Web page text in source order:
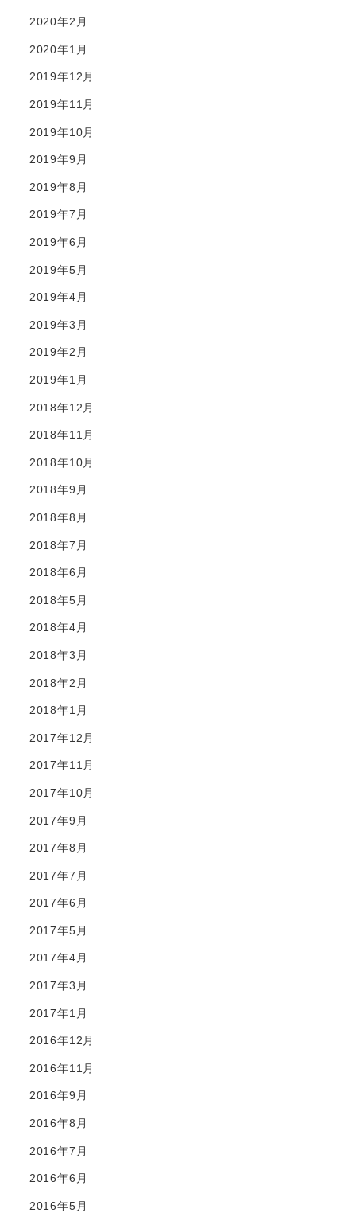
2020年2月
2020年1月
2019年12月
2019年11月
2019年10月
2019年9月
2019年8月
2019年7月
2019年6月
2019年5月
2019年4月
2019年3月
2019年2月
2019年1月
2018年12月
2018年11月
2018年10月
2018年9月
2018年8月
2018年7月
2018年6月
2018年5月
2018年4月
2018年3月
2018年2月
2018年1月
2017年12月
2017年11月
2017年10月
2017年9月
2017年8月
2017年7月
2017年6月
2017年5月
2017年4月
2017年3月
2017年1月
2016年12月
2016年11月
2016年9月
2016年8月
2016年7月
2016年6月
2016年5月